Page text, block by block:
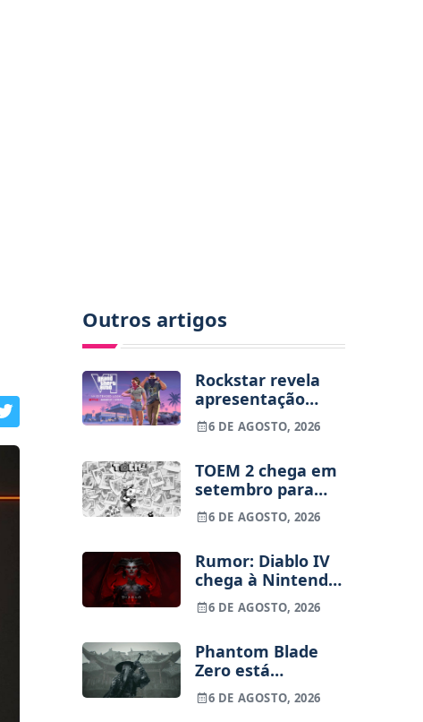
Outros artigos
Rockstar revela
apresentação
alargada de GTA
VI para 27 de
6 DE AGOSTO, 2026
TOEM 2 chega em
setembro para
PS5, Switch e PC
6 DE AGOSTO, 2026
Rumor: Diablo IV
chega à Nintendo
Switch 2 em
setembro e vai
um jogo novo
6 DE AGOSTO, 2026
Phantom Blade
Zero está
terminado, pré-
vendas começam
6 DE AGOSTO, 2026